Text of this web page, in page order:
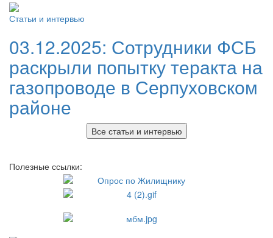
Статьи и интервью
03.12.2025: Сотрудники ФСБ
раскрыли попытку теракта на
газопроводе в Серпуховском
районе
Все статьи и интервью
Полезные ссылки: